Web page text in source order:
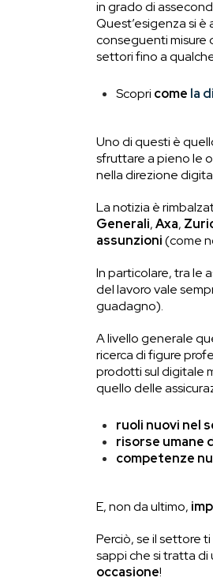
in grado di
Quest’esigenza si
conseguenti
settori fino a
Scopri come la
Uno di questi è
sfruttare a pieno le
nella direzione
La notizia è
Generali,Axa,
assunzioni(come
In particolare, tra le
del lavoro vale
guadagno).
A livello generale
ricerca di figure
prodotti sul digitale
quello delle
ruoli nuovi nel
risorse umane
competenze
E, non da ultimo,
Perciò, se il settore
sappi che si tratta di
occasione!